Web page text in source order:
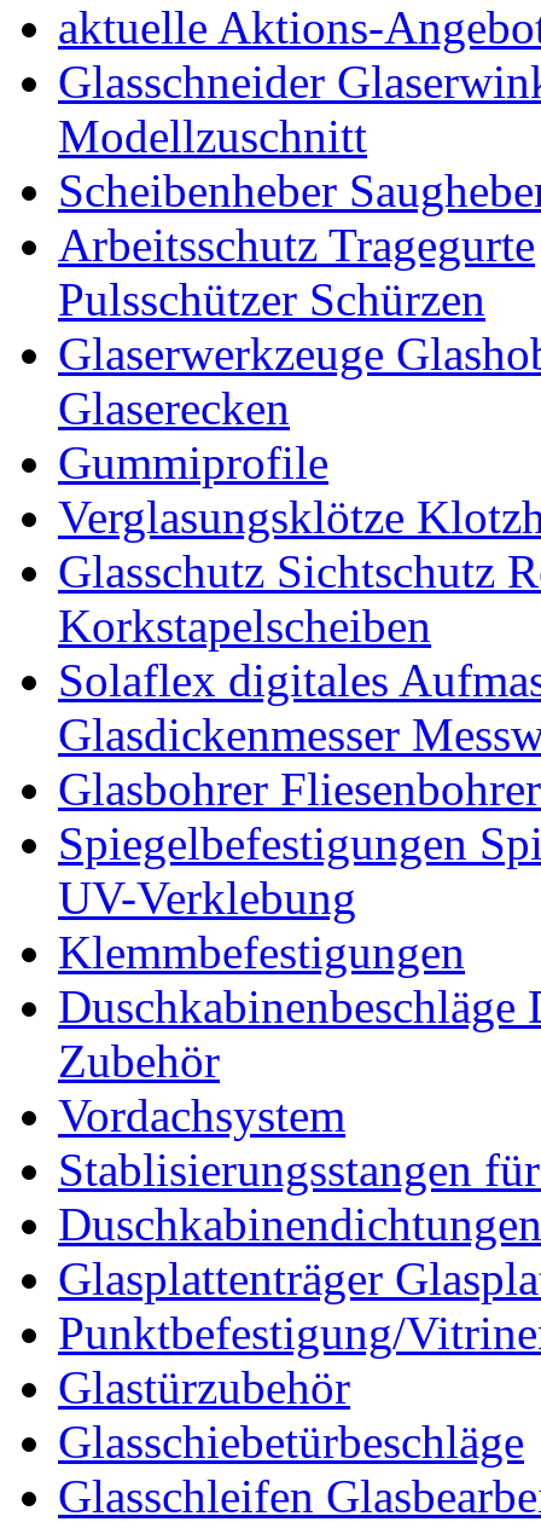
aktuelle Aktions-
Glasschneider
Modellzuschnitt
Scheibenheber
Arbeitsschutz Tragegurte
Pulsschützer Schürzen
Glaserwerkzeuge
Glaserecken
Gummiprofile
Verglasungsklötze
Glasschutz Sichtschutz
Korkstapelscheiben
Solaflex digitales
Glasdickenmesser
Glasbohrer
Spiegelbefestigungen
UV-Verklebung
Klemmbefestigungen
Zubehör
Vordachsystem
Stablisierungsstangen
Duschkabinendichtungen
Glasplattenträger
Punktbefestigung/
Glastürzubehör
Glasschiebetürbeschläge
Glasschleifen